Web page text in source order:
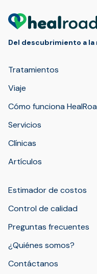
Del descubrimiento a
Tratamientos
Viaje
Cómo funciona
Servicios
Clínicas
Artículos
Estimador de costos
Control de calidad
Preguntas frecuentes
¿Quiénes somos?
Contáctanos